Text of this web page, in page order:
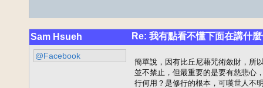
Sam Hsueh Re: 我有點看不懂下面在講什
@Facebook
簡單說，因有比丘尼藉咒術斂財，所
並不禁止，但最重要的是要有慈悲心
行何用？是修行的根本，可嘆世人不